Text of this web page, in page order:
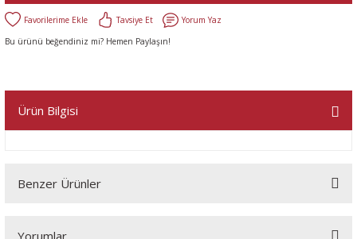
Tavsiye Et
Yorum Yaz
Bu ürünü beğendiniz mi? Hemen Paylaşın!
Ürün Bilgisi
Benzer Ürünler
Yorumlar